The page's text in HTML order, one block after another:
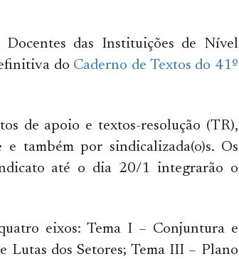
das Instituições de Nível
do Caderno de Textos do 41º
de apoio e textos-resolução (TR),
também por sindicalizada(o)s. Os
até o dia 20/1 integrarão o
eixos: Tema I – Conjuntura e
Lutas dos Setores; Tema III – Plano